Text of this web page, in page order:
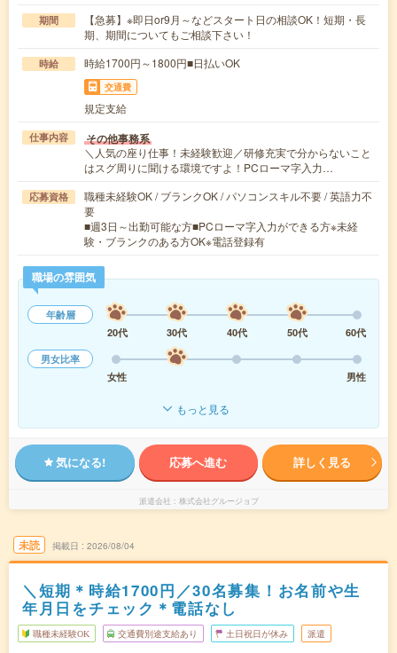
期間
【急募】※即日or9月～などスタート日の相談OK！短期・長
期、期間についてもご相談下さい！
時給 時給1700円～1800円■日払いOK
交通費
規定支給
仕事内容 その他事務系
＼人気の座り仕事！未経験歓迎／研修充実で分からないこと
はスグ周りに聞ける環境ですよ！PCローマ字入力…
応募資格
職種未経験OK / ブランクOK / パソコンスキル不要 / 英語力不
要
■週3日～出勤可能な方■PCローマ字入力ができる方※未経
験・ブランクのある方OK※電話登録有
職場の雰囲気
年齢層
20代
30代 40代 50代
60代
男女比率
女性
男性
もっと見る
気になる! 応募へ進む 詳しく見る
派遣会社 株式会社グルージョブ
未読 掲載日 2026/08/04
＼短期＊時給1700円／30名募集！お名前や生
年月日をチェック＊電話なし
職種未経験OK 交通費別途支給あり 土日祝日が休み 派遣